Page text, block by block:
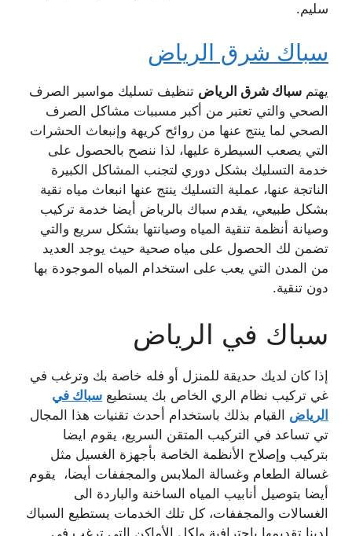
سليم.
سباك شرق الرياض
يهتم سباك شرق الرياض تنظيف تسليك مواسير الصرف
الصحي والتي تعتبر من أكبر مسببات مشاكل الصرف
الصحي لما ينتج عنها من روائح كريهة وإنبعاث الحشرات
التي يصعب السيطرة عليها، لذا ننصح بالحصول على
خدمة التسليك بشكل دوري لتجنب المشاكل الكبيرة
الناتجة عنها، عملية التسليك ينتج عنها انبعاث مياه نقية
بشكل طبيعي، يقدم سباك بالرياض أيضا خدمة تركيب
وصيانة أنظمة تنقية المياه وصيانتها بشكل سريع والتي
تضمن لك الحصول على مياه صحية حيث يوجد العديد
من المدن التي يعب على استخدام المياه الموجودة بها
دون تنقية.
سباك في الرياض
إذا كان لديك حديقة للمنزل أو فله خاصة بك وترغب في
غي تركيب نظام الري الخاص بك يستطيع سباك في
الرياض القيام بذلك باستخدام أحدث تقنيات هذا المجال
تي تساعد في التركيب المتقن السريع، يقوم ايضا
بتركيب وإصلاح الأنظمة الخاصة بأجهزة الغسيل مثل
غسالة الطعام وغسالة الملابس والمجففات أيضا، يقوم
أيضا بتوصيل أنابيب المياه الساخنة والباردة الى
الغسالات والمجففات، كل تلك الخدمات يستطيع السباك